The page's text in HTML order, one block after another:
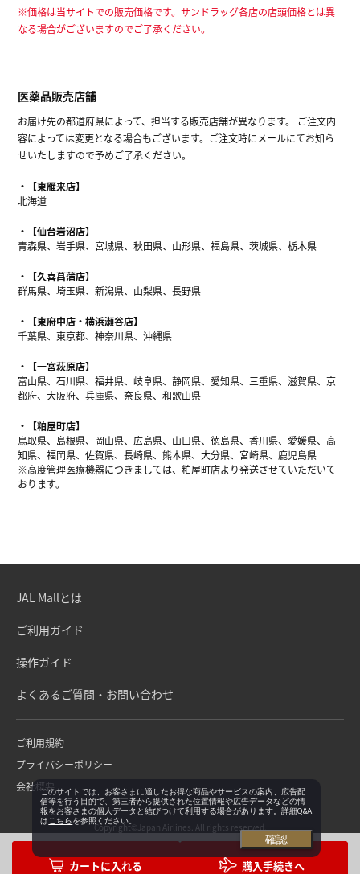
購入手続きへ
※価格は当サイトでの販売価格です。サンドラッグ各店の店頭価格とは異
なる場合がございますのでご了承ください。
医薬品販売店舗
お届け先の都道府県によって、担当する販売店舗が異なります。 ご注文内
容によっては変更となる場合もございます。ご注文時にメールにてお知ら
せいたしますので予めご了承ください。
【東雁来店】
北海道
【仙台岩沼店】
青森県、岩手県、宮城県、秋田県、山形県、福島県、茨城県、栃木県
【久喜菖蒲店】
群馬県、埼玉県、新潟県、山梨県、長野県
【東府中店・横浜瀬谷店】
千葉県、東京都、神奈川県、沖縄県
【一宮萩原店】
富山県、石川県、福井県、岐阜県、静岡県、愛知県、三重県、滋賀県、京
都府、大阪府、兵庫県、奈良県、和歌山県
【粕屋町店】
鳥取県、島根県、岡山県、広島県、山口県、徳島県、香川県、愛媛県、高
知県、福岡県、佐賀県、長崎県、熊本県、大分県、宮崎県、鹿児島県
※高度管理医療機器につきましては、粕屋町店より発送させていただいて
おります。
JAL Mallとは
ご利用ガイド
操作ガイド
よくあるご質問・お問い合わせ
ご利用規約
プライバシーポリシー
会社概要
Copyright©Japan Airlines. All rights reserved.
このサイトでは、お客さまに適したお得な商品やサービスの案内、広告配
信等を行う目的で、第三者から提供された位置情報や広告データなどの情
報をお客さまの個人データと結びつけて利用する場合があります。詳細Q&A
は こちらを参照ください。
確認